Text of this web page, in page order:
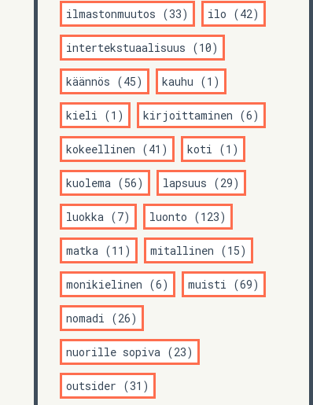
ilmastonmuutos (33) ilo (42)
intertekstuaalisuus (10)
käännös (45) kauhu (1)
kieli (1) kirjoittaminen (6)
kokeellinen (41) koti (1)
kuolema (56) lapsuus (29)
luokka (7) luonto (123)
matka (11) mitallinen (15)
monikielinen (6) muisti (69)
nomadi (26)
nuorille sopiva (23)
outsider (31)